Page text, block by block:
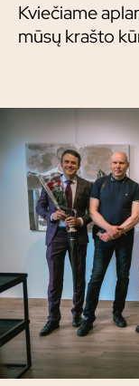
Kviečiame
mūsų krašto